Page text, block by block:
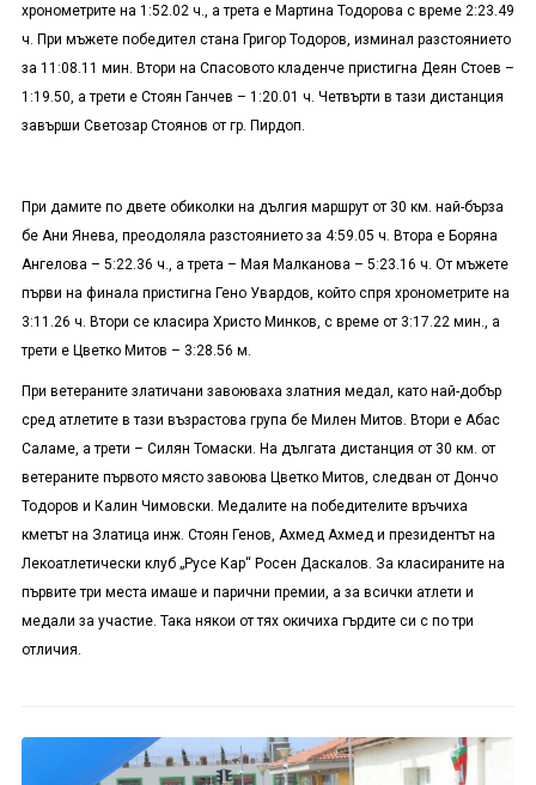
хронометрите на 1:52.02 ч., а трета е Мартина Тодорова с време 2:23.49
ч. При мъжете победител стана Григор Тодоров, изминал разстоянието
за 11:08.11 мин. Втори на Спасовото кладенче пристигна Деян Стоев –
1:19.50, а трети е Стоян Ганчев – 1:20.01 ч. Четвърти в тази дистанция
завърши Светозар Стоянов от гр. Пирдоп.
При дамите по двете обиколки на дългия маршрут от 30 км. най-бърза
бе Ани Янева, преодоляла разстоянието за 4:59.05 ч. Втора е Боряна
Ангелова – 5:22.36 ч., а трета – Мая Малканова – 5:23.16 ч. От мъжете
първи на финала пристигна Гено Увардов, който спря хронометрите на
3:11.26 ч. Втори се класира Христо Минков, с време от 3:17.22 мин., а
трети е Цветко Митов – 3:28.56 м.
При ветераните златичани завоюваха златния медал, като най-добър
сред атлетите в тази възрастова група бе Милен Митов. Втори е Абас
Саламе, а трети – Силян Томаски. На дългата дистанция от 30 км. от
ветераните първото място завоюва Цветко Митов, следван от Дончо
Тодоров и Калин Чимовски. Медалите на победителите връчиха
кметът на Златица инж. Стоян Генов, Ахмед Ахмед и президентът на
Лекоатлетически клуб „Русе Кар“ Росен Даскалов. За класираните на
първите три места имаше и парични премии, а за всички атлети и
медали за участие. Така някои от тях окичиха гърдите си с по три
отличия.